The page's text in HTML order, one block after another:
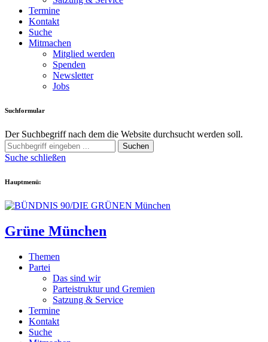
Termine
Kontakt
Suche
Mitmachen
Mitglied werden
Spenden
Newsletter
Jobs
Suchformular
Der Suchbegriff nach dem die Website durchsucht werden soll.
Suchen
Suche schließen
Hauptmenü:
Grüne München
Themen
Partei
Das sind wir
Parteistruktur und Gremien
Satzung & Service
Termine
Kontakt
Suche